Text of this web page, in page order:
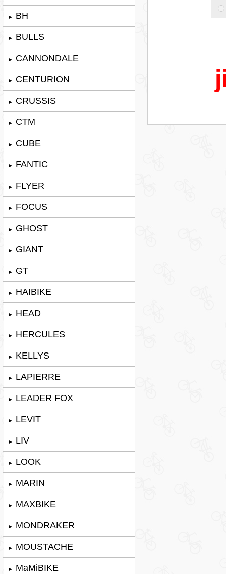
► BH
► BULLS
► CANNONDALE
► CENTURION
► CRUSSIS
► CTM
► CUBE
► FANTIC
► FLYER
► FOCUS
► GHOST
► GIANT
► GT
► HAIBIKE
► HEAD
► HERCULES
► KELLYS
► LAPIERRE
► LEADER FOX
► LEVIT
► LIV
► LOOK
► MARIN
► MAXBIKE
► MONDRAKER
► MOUSTACHE
► MaMiBIKE